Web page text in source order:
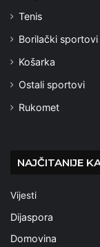
Tenis
Borilački sportovi
Košarka
Ostali sportovi
Rukomet
NAJČITANIJE
Vijesti
Dijaspora
Domovina